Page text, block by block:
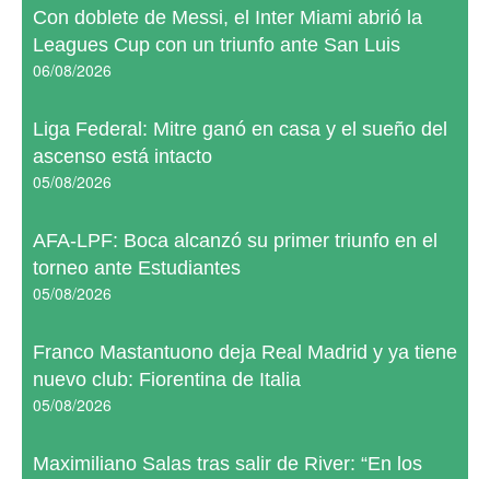
Con doblete de Messi, el Inter Miami abrió la
Leagues Cup con un triunfo ante San Luis
06/08/2026
Liga Federal: Mitre ganó en casa y el sueño del
ascenso está intacto
05/08/2026
AFA-LPF: Boca alcanzó su primer triunfo en el
torneo ante Estudiantes
05/08/2026
Franco Mastantuono deja Real Madrid y ya tiene
nuevo club: Fiorentina de Italia
05/08/2026
Maximiliano Salas tras salir de River: “En los